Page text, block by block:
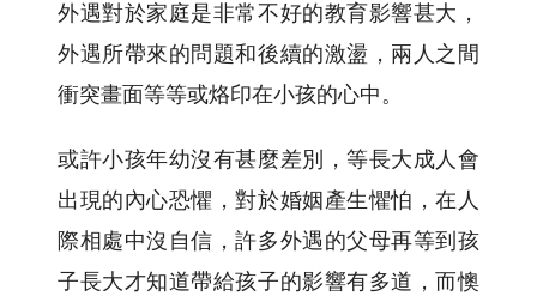
外遇對於家庭是非常不好的教育影響甚大，
外遇所帶來的問題和後續的激盪，兩人之間
衝突畫面等等或烙印在小孩的心中。
或許小孩年幼沒有甚麼差別，等長大成人會
出現的內心恐懼，對於婚姻產生懼怕，在人
際相處中沒自信，許多外遇的父母再等到孩
子長大才知道帶給孩子的影響有多道，而懊